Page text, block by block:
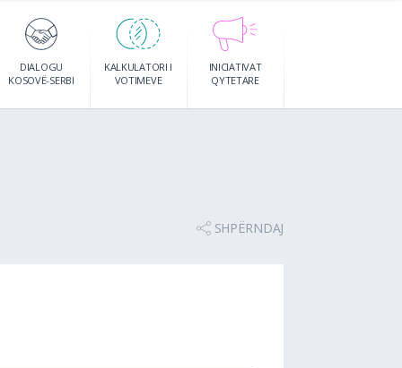
DIALOGU
KOSOVË-SERBI
KALKULATORI I
VOTIMEVE
INICIATIVAT
QYTETARE
SHPËRNDAJ